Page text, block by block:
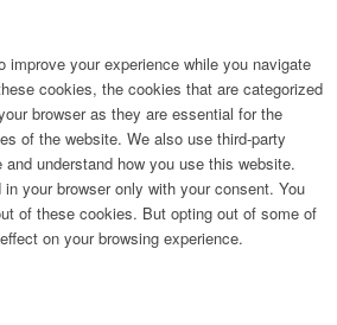
your experience while you navigate
cookies, the cookies that are categorized
browser as they are essential for the
of the website. We also use third-party
understand how you use this website.
your browser only with your consent. You
of these cookies. But opting out of some of
on your browsing experience.